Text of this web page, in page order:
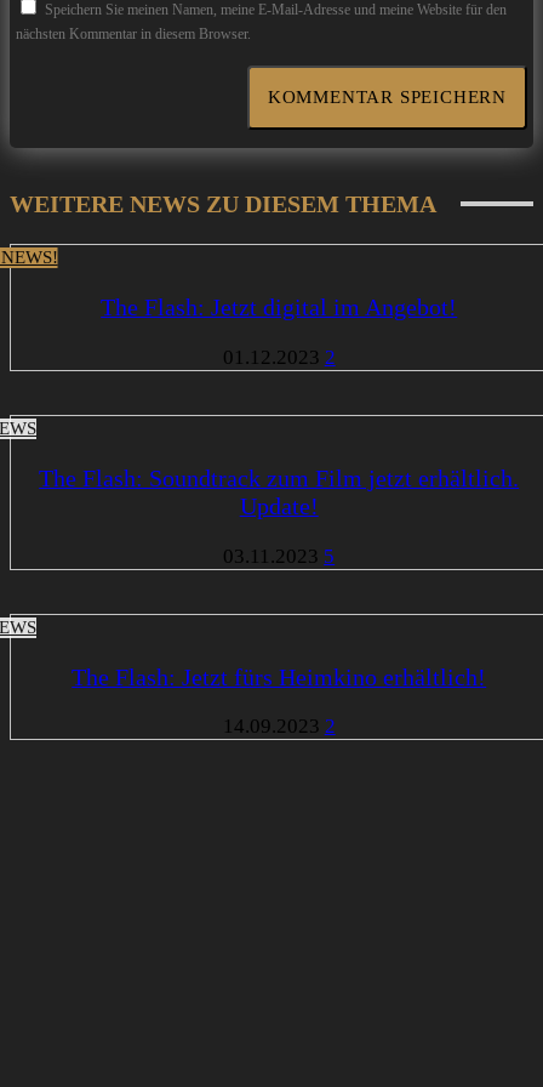
Speichern Sie meinen Namen, meine E-Mail-Adresse und meine Website für den
nächsten Kommentar in diesem Browser.
WEITERE NEWS ZU DIESEM THEMA
The Flash: Jetzt digital im Angebot!
01.12.2023 2
The Flash: Soundtrack zum Film jetzt erhältlich.
Update!
03.11.2023 5
The Flash: Jetzt fürs Heimkino erhältlich!
14.09.2023 2